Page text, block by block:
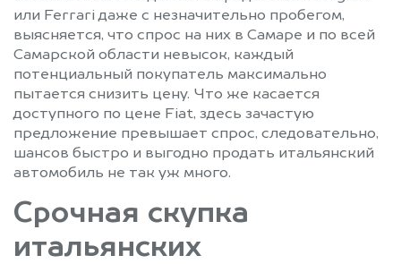
или Ferrari даже с незначительно пробегом,
выясняется, что спрос на них в Самаре и по всей
Самарской области невысок, каждый
потенциальный покупатель максимально
пытается снизить цену. Что же касается
доступного по цене Fiat, здесь зачастую
предложение превышает спрос, следовательно,
шансов быстро и выгодно продать итальянский
автомобиль не так уж много.
Срочная скупка
итальянских